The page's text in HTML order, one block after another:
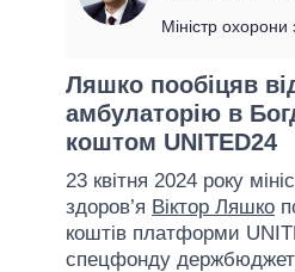
ОГЛЯДИ
ПРЕЗИДЕНТ І ОФІС
КАБІНЕТ МІНІСТРІВ
ГОЛОВИ
ВСІ ПЕРСОНИ
ПОРІВНЯННЯ
Міністр охорони
Ляшко пообіцяв
амбулаторію в
коштом UNITED24
23 квітня 2024 року
здоров’я Віктор Ляшко
коштів платформи
спецфонду